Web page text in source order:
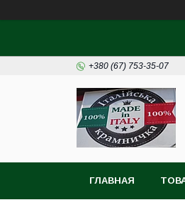
+380 (67) 753-35-07
ГЛАВНАЯ